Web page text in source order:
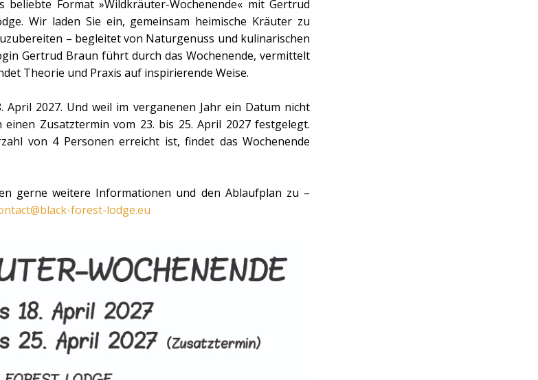
Format »Wildkräuter-Wochenende« mit Gertrud
Wir laden Sie ein, gemeinsam heimische Kräuter zu
– begleitet von Naturgenuss und kulinarischen
Gertrud Braun führt durch das Wochenende, vermittelt
Theorie und Praxis auf inspirierende Weise.
April 2027. Und weil im verganenen Jahr ein Datum nicht
Zusatztermin vom 23. bis 25. April 2027 festgelegt.
von 4 Personen erreicht ist, findet das Wochenende
gerne weitere Informationen und den Ablaufplan zu –
forest-lodge.eu